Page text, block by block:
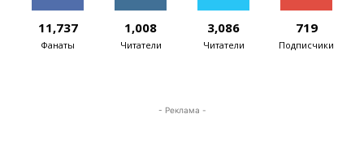
11,737
Фанаты
1,008
Читатели
3,086
Читатели
719
Подписчики
- Реклама -